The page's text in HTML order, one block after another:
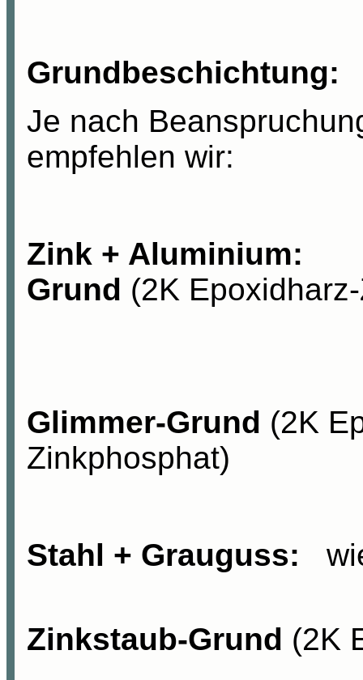
Grundbeschichtung:
Je nach
empfehlen wir:
Zink +
Grund (2K
Glimmer-Grund (2K
Zinkphosphat)
Stahl + Grauguss:
Zinkstaub-Grund (2K